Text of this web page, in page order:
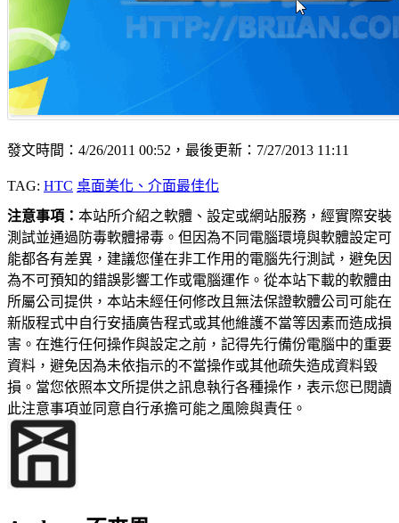
發文時間：4/26/2011 00:52，最後更新：7/27/2013 11:11
TAG: HTC 桌面美化、介面最佳化
注意事項： 本站所介紹之軟體、設定或網站服務，經實際安裝
測試並通過防毒軟體掃毒。但因為不同電腦環境與軟體設定可
能都各有差異，建議您僅在非工作用的電腦先行測試，避免因
為不可預知的錯誤影響工作或電腦運作。從本站下載的軟體由
所屬公司提供，本站未經任何修改且無法保證軟體公司可能在
新版程式中自行安插廣告程式或其他維護不當等因素而造成損
害。在進行任何操作與設定之前，記得先行備份電腦中的重要
資料，避免因為未依指示的不當操作或其他疏失造成資料毀
損。當您依照本文所提供之訊息執行各種操作，表示您已閱讀
此注意事項並同意自行承擔可能之風險與責任。